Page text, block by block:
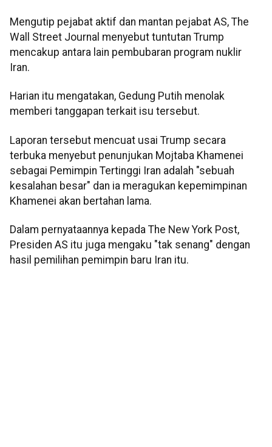
Mengutip pejabat aktif dan mantan pejabat AS, The
Wall Street Journal menyebut tuntutan Trump
mencakup antara lain pembubaran program nuklir
Iran.
Harian itu mengatakan, Gedung Putih menolak
memberi tanggapan terkait isu tersebut.
Laporan tersebut mencuat usai Trump secara
terbuka menyebut penunjukan Mojtaba Khamenei
sebagai Pemimpin Tertinggi Iran adalah "sebuah
kesalahan besar" dan ia meragukan kepemimpinan
Khamenei akan bertahan lama.
Dalam pernyataannya kepada The New York Post,
Presiden AS itu juga mengaku "tak senang" dengan
hasil pemilihan pemimpin baru Iran itu.